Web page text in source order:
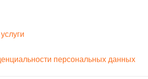
персональных данных